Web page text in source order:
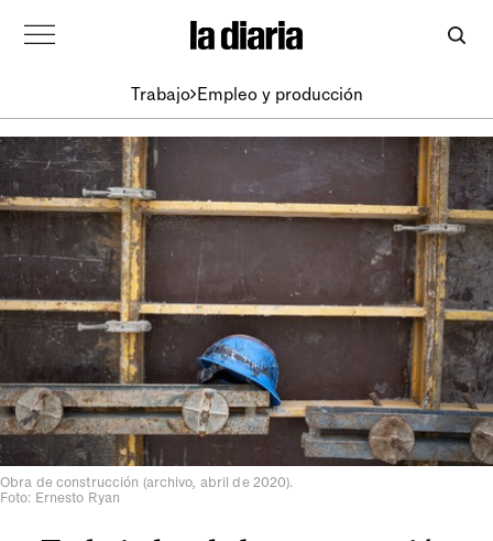
Trabajo Empleo y producción
Obra de construcción (archivo, abril de 2020).
Foto: Ernesto Ryan